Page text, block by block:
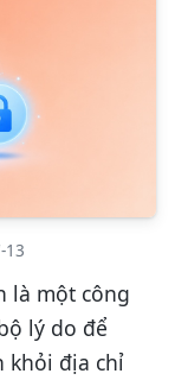
13
là một công
lý do để
khỏi địa chỉ